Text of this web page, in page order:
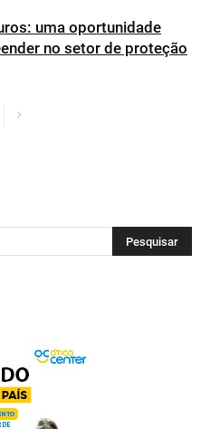
uma oportunidade
no setor de proteção